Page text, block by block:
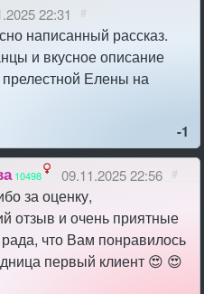
22:31 #
написанный рассказ.
и вкусное описание
Елены на
-1
10498 09.11.2025 22:56 #
за оценку,
отзыв и очень приятные
что Вам понравилось
первый клиент 😍 😍